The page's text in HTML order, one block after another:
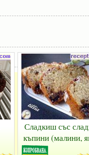
Сладкиш със
къпини (малини,